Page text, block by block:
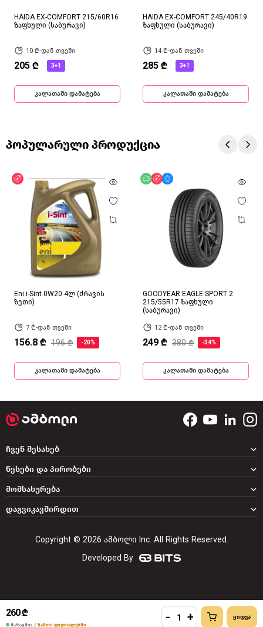
260 ₾
მარაგშია / ნაშთი ფილიალებში
- +
HAIDA EX-COMFORT 215/60R16
ზაფხული (საბურავი)
10 ₾-დან თვეში
205 ₾ 3+1
კალათაში დამატება
HAIDA EX-COMFORT 245/40R19
ზაფხული (საბურავი)
14 ₾-დან თვეში
285 ₾ 3+1
კალათაში დამატება
პოპულარული პროდუქცია
ფასდაკლება
Eni i-Sint 0W20 4ლ (ძრავის
ზეთი)
7 ₾-დან თვეში
156.8 ₾ 196 ₾ -20%
კალათაში დამატება
უფასო მიწოდება
ფასდაკლება
GOODYEAR EAGLE SPORT 2
215/55R17 ზაფხული
(საბურავი)
12 ₾-დან თვეში
249 ₾ 380 ₾ -34%
კალათაში დამატება
დაგვიკავშირდით
ჩვენ შესახებ
წესები და პირობები
მომსახურება
Copyright © 2026 ამბოლი Inc. All Rights Reserved.
Developed By